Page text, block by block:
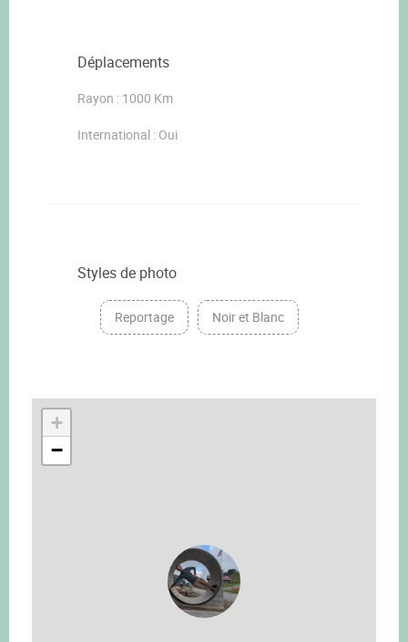
Déplacements
Rayon : 1000 Km
International : Oui
Styles de photo
Reportage Noir et Blanc
+
−